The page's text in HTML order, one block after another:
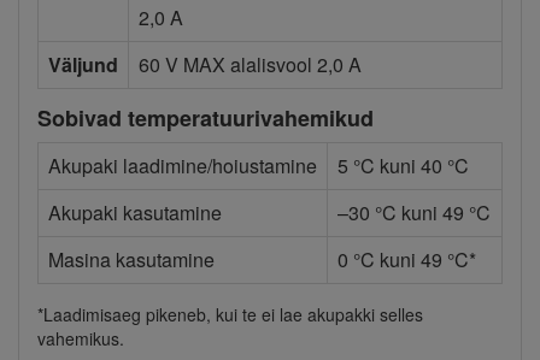
2,0 A
Väljund
60 V MAX alalisvool 2,0 A
Sobivad temperatuurivahemikud
Akupaki laadimine/hoiustamine
5 °C kuni 40 °C
Akupaki kasutamine
–30 °C kuni 49 °C
Masina kasutamine
0 °C kuni 49 °C*
*Laadimisaeg pikeneb, kui te ei lae akupakki selles
vahemikus.